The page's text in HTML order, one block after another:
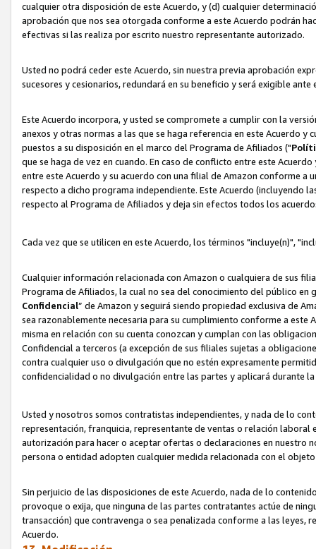
cualquier otra disposición de este Acuerdo, y (d) cualquier
aprobación que nos sea otorgada conforme a este Acuerdo podrán
efectivas si las realiza por escrito nuestro representante autorizado.
Usted no podrá ceder este Acuerdo, sin nuestra previa aprobación
sucesores y cesionarios, redundará en su beneficio y será exigible
Este Acuerdo incorpora, y usted se compromete a cumplir con la
anexos y otras normas a las que se haga referencia en este Acuerdo
puestos a su disposición en el marco del Programa de Afiliados ("
que se haga de vez en cuando. En caso de conflicto entre este
entre este Acuerdo y su acuerdo con una filial de Amazon conforme
respecto a dicho programa independiente. Este Acuerdo (incluyendo
respecto al Programa de Afiliados y deja sin efectos todos los
Cada vez que se utilicen en este Acuerdo, los términos "incluye(n)",
Cualquier información relacionada con Amazon o cualquiera de sus
Programa de Afiliados, la cual no sea del conocimiento del público
Confidencial” de Amazon y seguirá siendo propiedad exclusiva de
sea razonablemente necesaria para su cumplimiento conforme a
misma en relación con su cuenta conozcan y cumplan con las
Confidencial a terceros (a excepción de sus filiales sujetas a
contra cualquier uso o divulgación que no estén expresamente
confidencialidad o no divulgación entre las partes y aplicará durante
Usted y nosotros somos contratistas independientes, y nada de lo
representación, franquicia, representante de ventas o relación
autorización para hacer o aceptar ofertas o declaraciones en nuestro
persona o entidad adopten cualquier medida relacionada con el
Sin perjuicio de las disposiciones de este Acuerdo, nada de lo
provoque o exija, que ninguna de las partes contratantes actúe de
transacción) que contravenga o sea penalizada conforme a las leyes,
Acuerdo.